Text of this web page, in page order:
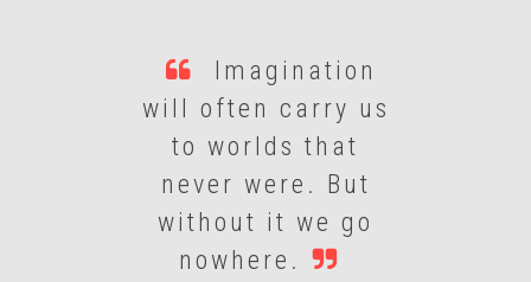
Imagination
will often carry us
to worlds that
never were. But
without it we go
nowhere.